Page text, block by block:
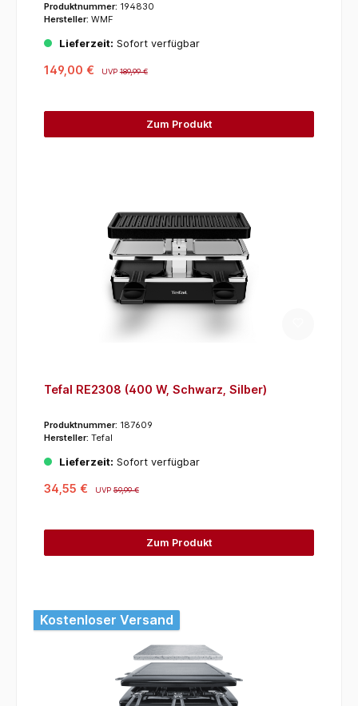
Produktnummer: 194830
Hersteller: WMF
Lieferzeit: Sofort verfügbar
149,00 € UVP189,99 €
Zum Produkt
Tefal RE2308 (400 W, Schwarz, Silber)
Produktnummer: 187609
Hersteller: Tefal
Lieferzeit: Sofort verfügbar
34,55 € UVP59,99 €
Zum Produkt
Kostenloser Versand